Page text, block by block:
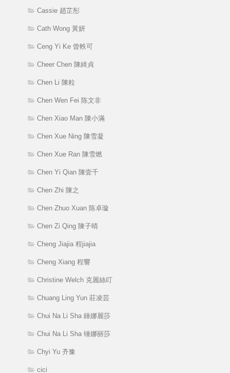
Cassie 趙芷彤
Cath Wong 黃妍
Ceng Yi Ke 曾軼可
Cheer Chen 陳綺貞
Chen Li 陳粒
Chen Wen Fei 陈文非
Chen Xiao Man 陳小滿
Chen Xue Ning 陳雪凝
Chen Xue Ran 陳雪燃
Chen Yi Qian 陳壹千
Chen Zhi 陳之
Chen Zhuo Xuan 陈卓璇
Chen Zi Qing 陳子晴
Cheng Jiajia 程jiajia
Cheng Xiang 程響
Christine Welch 克麗絲叮
Chuang Ling Yun 莊凌芸
Chui Na Li Sha 錘娜麗莎
Chui Na Li Sha 锤娜丽莎
Chyi Yu 齐豫
cici_